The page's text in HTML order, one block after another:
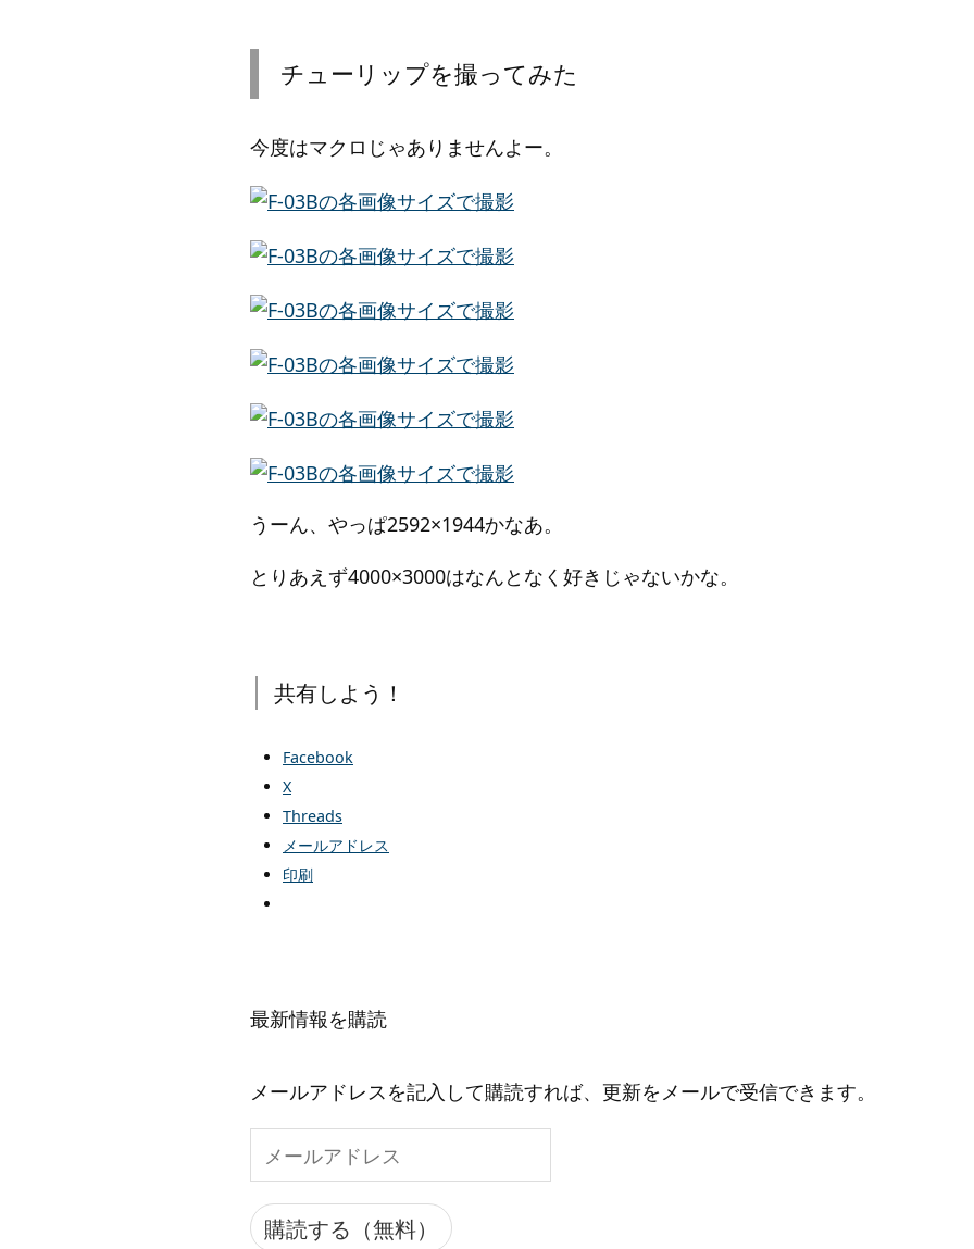
チューリップを撮ってみた
今度はマクロじゃありませんよー。
うーん、やっぱ2592×1944かなあ。
とりあえず4000×3000はなんとなく好きじゃないかな。
共有しよう！
Facebook
X
Threads
メールアドレス
印刷
最新情報を購読
メールアドレスを記入して購読すれば、更新をメールで受信できます。
ー
ル
ア購読する（無料）